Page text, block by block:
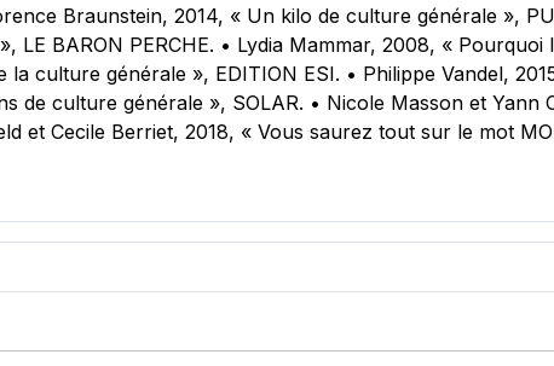
Braunstein, 2014, « Un kilo de culture générale »,
BARON PERCHE. • Lydia Mammar, 2008, « Pourquoi
culture générale », EDITION ESI. • Philippe Vandel,
de culture générale », SOLAR. • Nicole Masson et Yann
et Cecile Berriet, 2018, « Vous saurez tout sur le mot